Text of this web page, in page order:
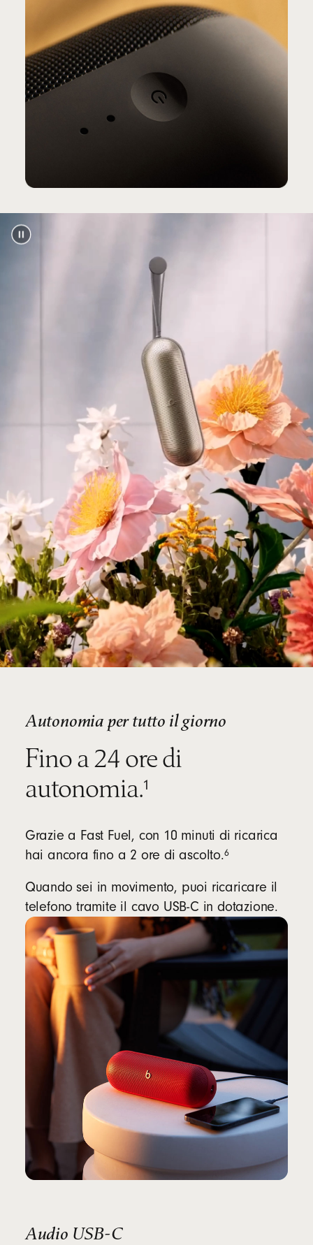
Autonomia per tutto il giorno
Fino a 24 ore di
autonomia.Nota
1
Grazie a Fast Fuel, con 10 minuti di ricarica
hai ancora fino a 2 ore di ascolto.Nota
6
Quando sei in movimento, puoi ricaricare il
telefono tramite il cavo USB-C in dotazione.
Audio USB-C